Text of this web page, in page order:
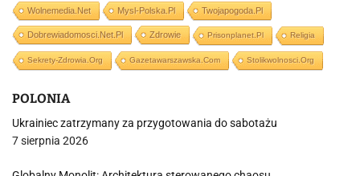
Wolnemedia.net Mysl-Polska.pl Twojapogoda.pl
Dobrewiadomosci.net.pl Zdrowie Prisonplanet.pl Religia
Sekrety-Zdrowia.org Gazetawarszawska.com Stolikwolnosci.org
POLONIA
Ukrainiec zatrzymany za przygotowania do sabotażu
7 sierpnia 2026